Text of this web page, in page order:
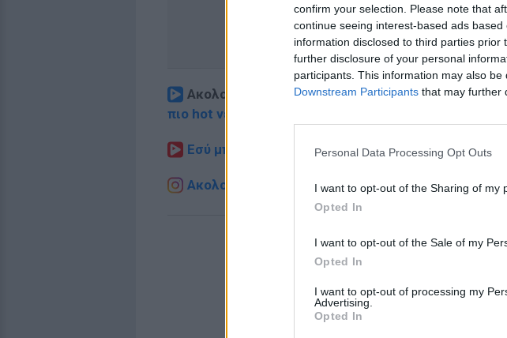
confirm your selection. Please note that
continue seeing interest-based ads
information disclosed to third parties
further disclosure of your personal
participants. This information may also
Downstream Participants that may further
Personal Data Processing Opt Outs
I want to opt-out of the Sharing of my
Opted In
I want to opt-out of the Sale of my
Opted In
I want to opt-out of processing my
Advertising.
Opted In
Ακολουθήστε το E-Radio.gr στοGoogle Newsκαι
πιο hot νέα
Εσύ μπήκες στο E-Daily.gr; Τα νέα της ημέρας και
Ακολουθήστε το E-Radio.gr και στο Instagram